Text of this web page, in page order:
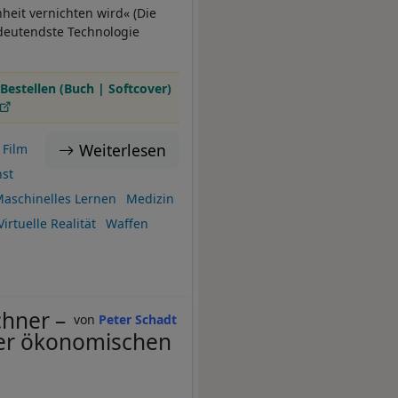
vernichten wird« (Die
Technologie
Bestellen (Buch | Softcover)
Weiterlesen
Film
Lernen
Medizin
Realität
Waffen
Peter Schadt
–
ökonomischen